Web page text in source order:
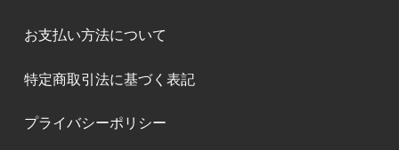
お支払い方法について
特定商取引法に基づく表記
プライバシーポリシー